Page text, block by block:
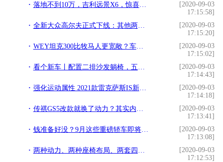
落地不到10万，吉利远景X6，惊喜十足的国产紧凑级SUV
[2020-09-03
17:15:58]
全新大众高尔夫正式下线：其他两厢车请退让吧
[2020-09-03
17:15:20]
WEY坦克300比牧马人更宽敞？车身尺寸公布，配置暴露实力
[2020-09-03
17:15:02]
看个新车丨配置二排沙发躺椅，五菱凯捷内饰曝光
[2020-09-03
17:14:43]
强化运动属性 2021款雷克萨斯IS新车图解
[2020-09-03
17:14:18]
传祺GS5改款就换了动力？其实内饰也变得更精致了
[2020-09-03
17:13:41]
钱准备好没？9月这些重磅轿车即将上市
[2020-09-03
17:13:08]
两种动力、两种座椅布局、两套四驱，欧蓝德绝对满足你
[2020-09-03
17:12:53]